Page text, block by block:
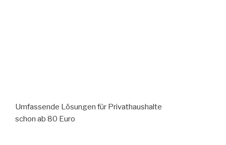
Umfassende Lösungen für Privathaushalte
schon ab 80 Euro